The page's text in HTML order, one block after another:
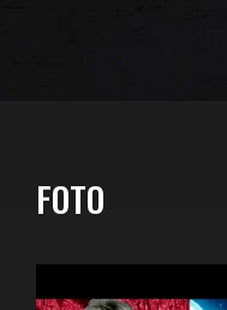
FOTO